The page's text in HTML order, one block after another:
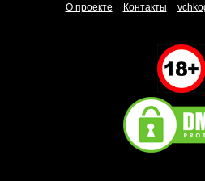
О проекте Контакты